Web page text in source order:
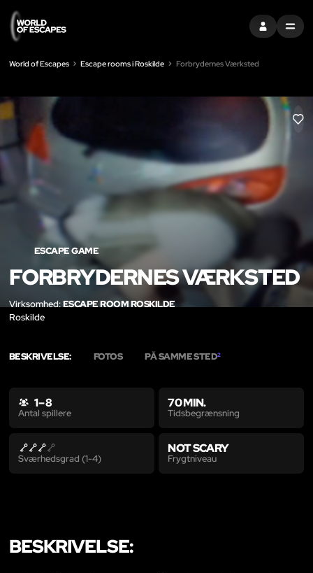
LOG INDMENU
World of Escapes Escape rooms i Roskilde Forbrydernes Værksted
LIKE
ESCAPE GAME
FORBRYDERNES VÆRKSTED
Virksomhed:ESCAPE ROOM ROSKILDE
Roskilde
BESKRIVELSE: FOTOS PÅ SAMME STED2
1 – 8
Antal spillere
70 MIN.
Tidsbegrænsning
Sværhedsgrad (1-4)
NOT SCARY
Frygtniveau
BESKRIVELSE: